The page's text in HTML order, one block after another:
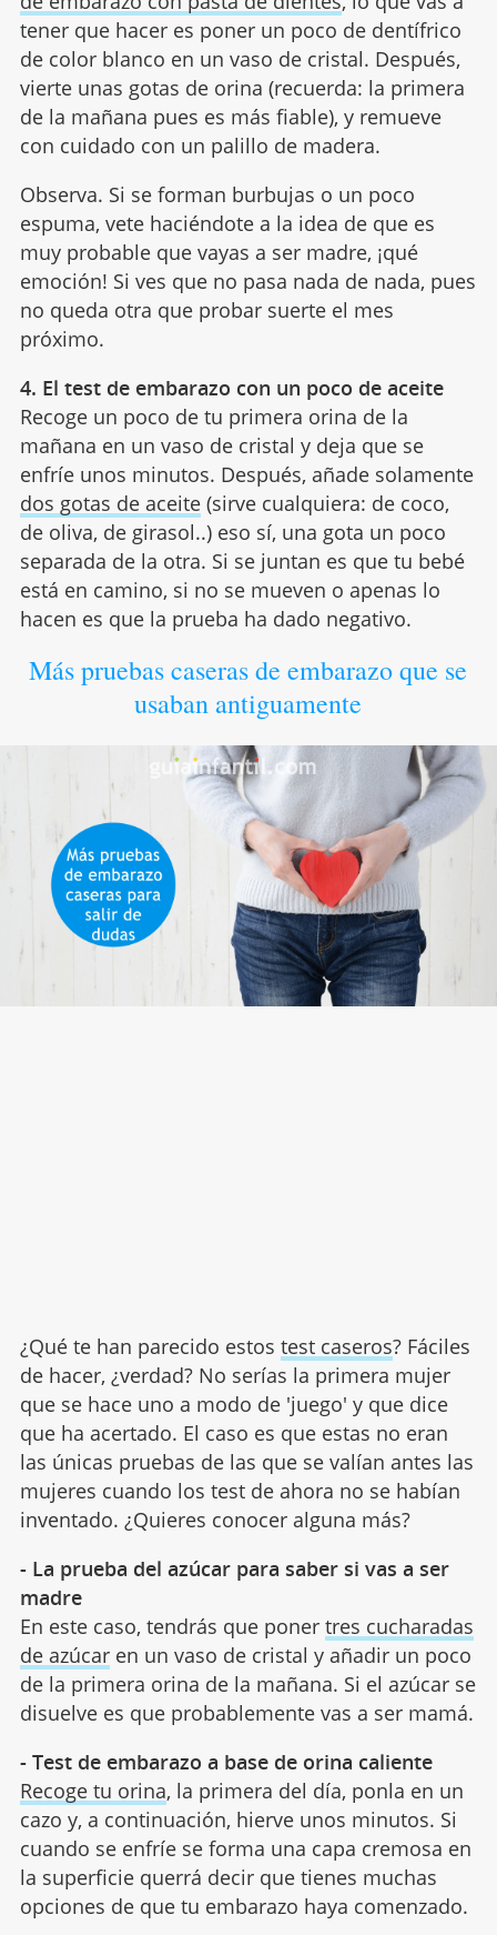
tener que hacer es poner un poco de dentífrico
de color blanco en un vaso de cristal. Después,
vierte unas gotas de orina (recuerda: la primera
de la mañana pues es más fiable), y remueve
con cuidado con un palillo de madera.
Observa. Si se forman burbujas o un poco
espuma, vete haciéndote a la idea de que es
muy probable que vayas a ser madre, ¡qué
emoción! Si ves que no pasa nada de nada, pues
no queda otra que probar suerte el mes
próximo.
4. El test de embarazo con un poco de aceite
Recoge un poco de tu primera orina de la
mañana en un vaso de cristal y deja que se
enfríe unos minutos. Después, añade solamente
dos gotas de aceite(sirve cualquiera: de coco,
de oliva, de girasol..) eso sí, una gota un poco
separada de la otra. Si se juntan es que tu bebé
está en camino, si no se mueven o apenas lo
hacen es que la prueba ha dado negativo.
Más pruebas caseras de embarazo que se
usaban antiguamente
¿Qué te han parecido estos test caseros? Fáciles
de hacer, ¿verdad? No serías la primera mujer
que se hace uno a modo de 'juego' y que dice
que ha acertado. El caso es que estas no eran
las únicas pruebas de las que se valían antes las
mujeres cuando los test de ahora no se habían
inventado. ¿Quieres conocer alguna más?
- La prueba del azúcar para saber si vas a ser
madre
En este caso, tendrás que poner tres cucharadas
de azúcaren un vaso de cristal y añadir un poco
de la primera orina de la mañana. Si el azúcar se
disuelve es que probablemente vas a ser mamá.
- Test de embarazo a base de orina caliente
Recoge tu orina, la primera del día, ponla en un
cazo y, a continuación, hierve unos minutos. Si
cuando se enfríe se forma una capa cremosa en
la superficie querrá decir que tienes muchas
opciones de que tu embarazo haya comenzado.